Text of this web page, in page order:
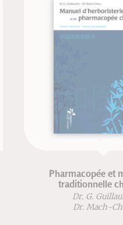
Pharmacopée et
traditionnelle
Dr. G.
Dr. Mach-